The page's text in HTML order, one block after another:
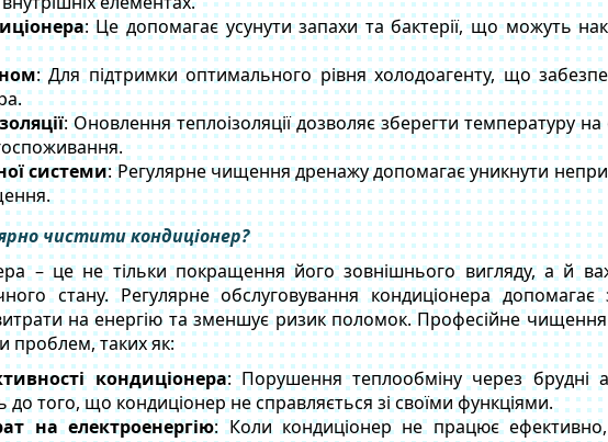
: Це допомагає усунути запахи та бактерії, що можуть
: Для підтримки оптимального рівня холодоагенту, що
: Оновлення теплоізоляції дозволяє зберегти температуру
системи: Регулярне чищення дренажу допомагає уникнути
чистити кондиціонер?
– це не тільки покращення його зовнішнього вигляду, а й
стану. Регулярне обслуговування кондиціонера допомагає
на енергію та зменшує ризик поломок. Професійне чищення
проблем, таких як:
кондиціонера: Порушення теплообміну через брудні
до того, що кондиціонер не справляється зі своїми функціями.
на електроенергію: Коли кондиціонер не працює